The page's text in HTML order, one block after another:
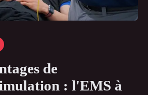
de
: l'EMS à